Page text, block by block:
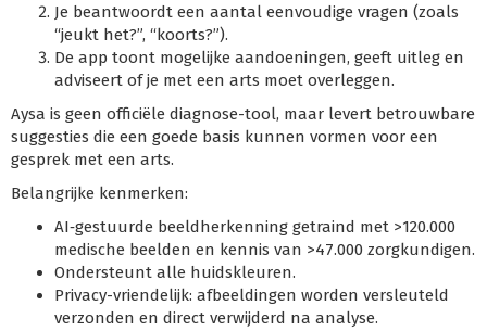
Je beantwoordt een aantal eenvoudige vragen (zoals
“jeukt het?”, “koorts?”).
De app toont mogelijke aandoeningen, geeft uitleg en
adviseert of je met een arts moet overleggen.
Aysa is geen officiële diagnose-tool, maar levert betrouwbare
suggesties die een goede basis kunnen vormen voor een
gesprek met een arts.
Belangrijke kenmerken:
AI‑gestuurde beeldherkenning getraind met >120.000
medische beelden en kennis van >47.000 zorgkundigen.
Ondersteunt alle huidskleuren.
Privacy-vriendelijk: afbeeldingen worden versleuteld
verzonden en direct verwijderd na analyse.